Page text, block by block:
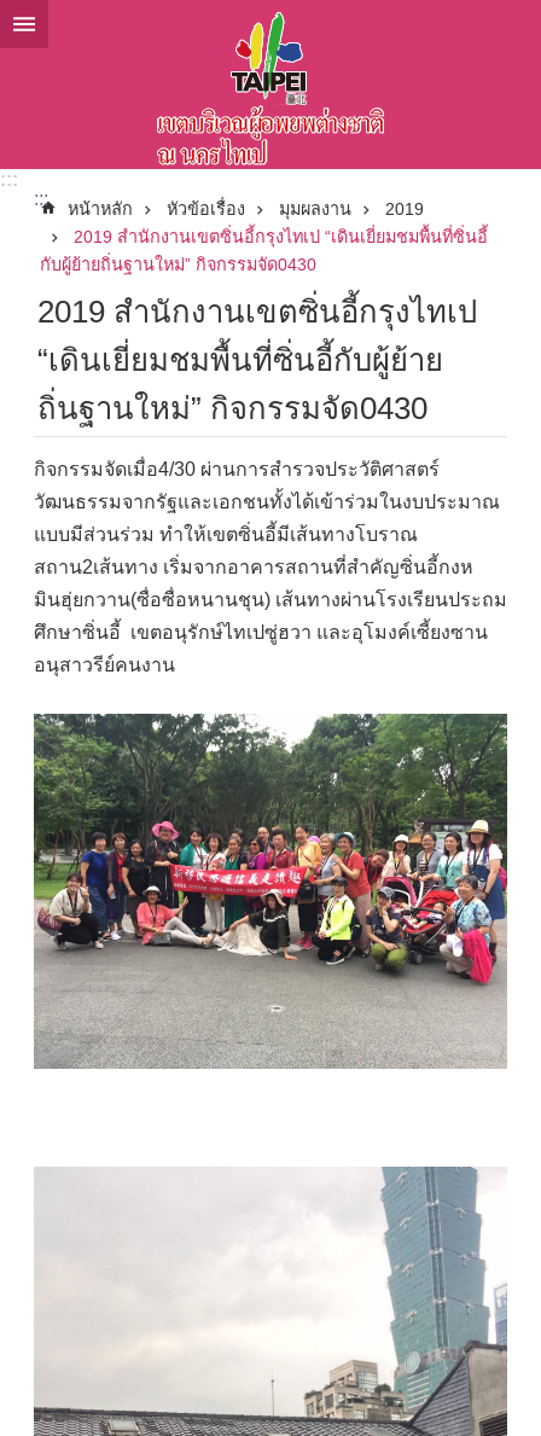
ข้ามไปที่บล็อกเนื้อหาหลัก
:::
:::
หน้าหลัก หัวข้อเรื่อง มุมผลงาน
2019
2019 สำนักงานเขตซิ่นอี้กรุงไทเป “เดินเยี่ยมชมพื้นที่ซิ่นอี้
กับผู้ย้ายถิ่นฐานใหม่” กิจกรรมจัด0430
2019 สำนักงานเขตซิ่นอี้กรุงไทเป
“เดินเยี่ยมชมพื้นที่ซิ่นอี้กับผู้ย้าย
ถิ่นฐานใหม่” กิจกรรมจัด0430
กิจกรรมจัดเมื่อ4/30 ผ่านการสำรวจประวัติศาสตร์
วัฒนธรรมจากรัฐและเอกชนทั้งได้เข้าร่วมในงบประมาณ
แบบมีส่วนร่วม ทำให้เขตซิ่นอี้มีเส้นทางโบราณ
สถาน2เส้นทาง เริ่มจากอาคารสถานที่สำคัญซิ่นอี้กงห
มินฮุ่ยกวาน(ซื่อซื่อหนานชุน) เส้นทางผ่านโรงเรียนประถม
ศึกษาซิ่นอี้ เขตอนุรักษ์ไทเปซู่ฮวา และอุโมงค์เซี้ยงซาน
อนุสาวรีย์คนงาน